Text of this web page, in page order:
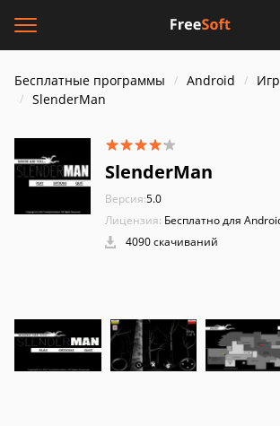
Бесплатные программы Android
SlenderMan
SlenderMan
Версия:5.0
Лицензия: Бесплатно для
4090 скачиваний